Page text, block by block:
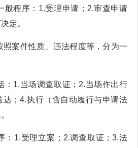
般程序：1.受理申请；2.审查申请
定。
照案件性质、违法程度等，分为一
：1.当场调查取证；2.当场作出行
达；4.执行（含自动履行与申请法
：1.受理立案；2.调查取证；3.法